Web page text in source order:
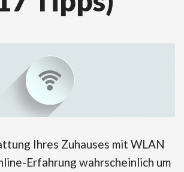
Ihres Zuhauses mit WLAN
Erfahrung wahrscheinlich um